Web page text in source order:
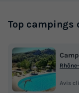
Top campings
Avis